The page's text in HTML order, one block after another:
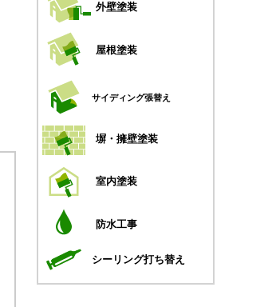
外壁塗装
屋根塗装
サイディング張替え
塀・擁壁塗装
室内塗装
防水工事
シーリング打ち替え